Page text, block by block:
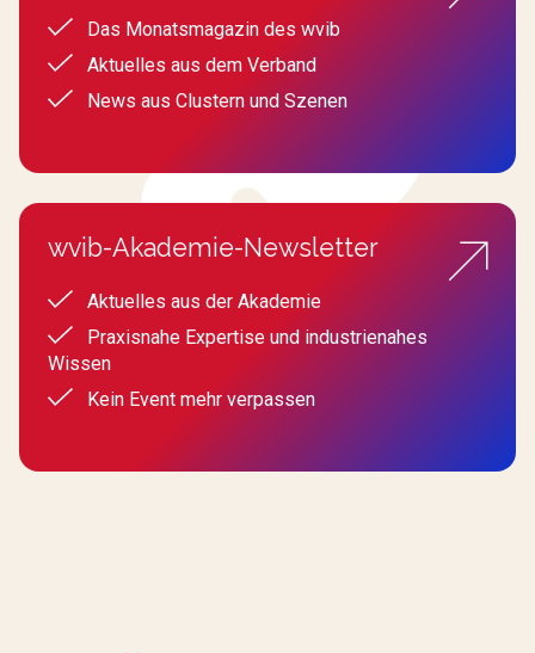
Das Monatsmagazin des wvib
Aktuelles aus dem Verband
News aus Clustern und Szenen
wvib-Akademie-Newsletter
Aktuelles aus der Akademie
Praxisnahe Expertise und industrienahes
Wissen
Kein Event mehr verpassen